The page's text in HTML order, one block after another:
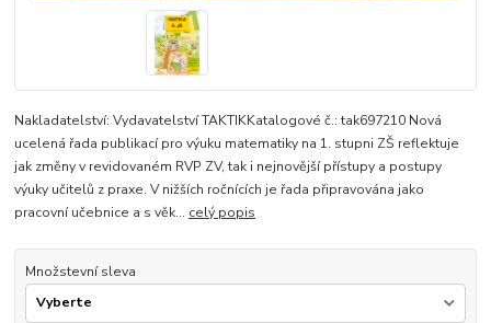
Nakladatelství: Vydavatelství TAKTIKKatalogové č.: tak697210 Nová
ucelená řada publikací pro výuku matematiky na 1. stupni ZŠ reflektuje
jak změny v revidovaném RVP ZV, tak i nejnovější přístupy a postupy
výuky učitelů z praxe. V nižších ročnících je řada připravována jako
pracovní učebnice a s věk... celý popis
Množstevní sleva